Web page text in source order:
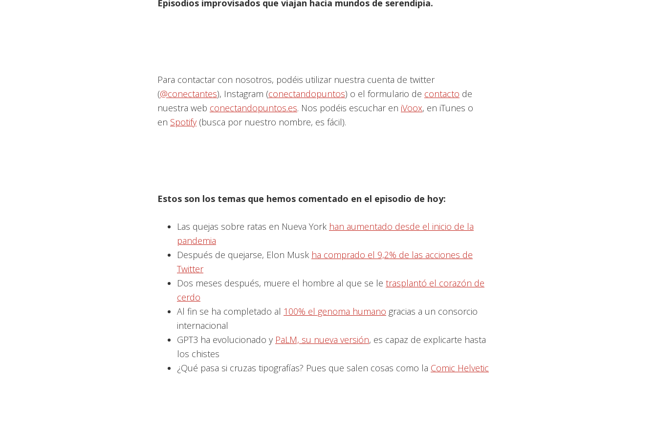
Episodios improvisados que viajan hacia mundos de serendipia.
Para contactar con nosotros, podéis utilizar nuestra cuenta de twitter
(@conectantes), Instagram (conectandopuntos) o el formulario de contacto de
nuestra web conectandopuntos.es. Nos podéis escuchar en iVoox, en iTunes o
en Spotify (busca por nuestro nombre, es fácil).
Estos son los temas que hemos comentado en el episodio de hoy:
Las quejas sobre ratas en Nueva York han aumentado desde el inicio de la
pandemia
Después de quejarse, Elon Musk ha comprado el 9,2% de las acciones de
Twitter
Dos meses después, muere el hombre al que se le trasplantó el corazón de
cerdo
Al fin se ha completado al 100% el genoma humano gracias a un consorcio
internacional
GPT3 ha evolucionado y PaLM, su nueva versión, es capaz de explicarte hasta
los chistes
¿Qué pasa si cruzas tipografías? Pues que salen cosas como la Comic Helvetic